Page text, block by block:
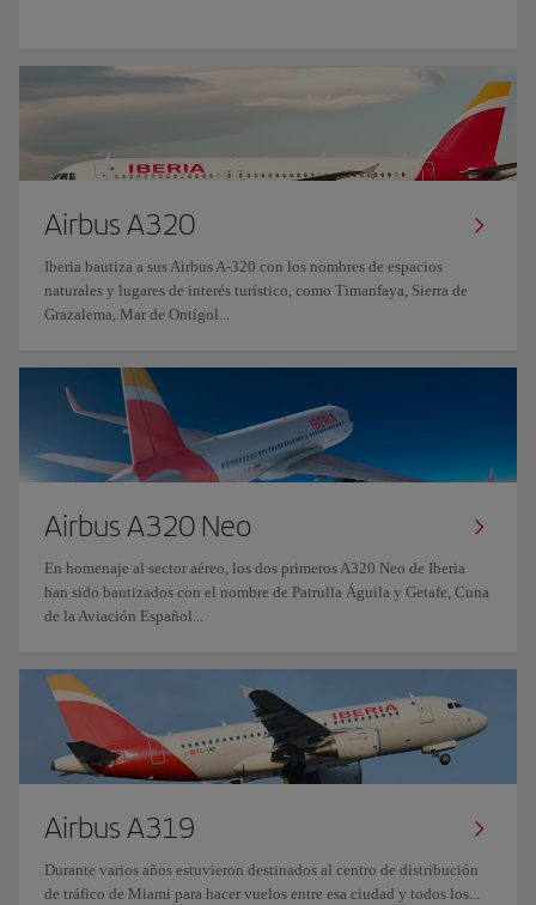
Airbus A320
Iberia bautiza a sus Airbus A-320 con los nombres de espacios
naturales y lugares de interés turístico, como Timanfaya, Sierra de
Grazalema, Mar de Ontígol...
Airbus A320 Neo
En homenaje al sector aéreo, los dos primeros A320 Neo de Iberia
han sido bautizados con el nombre de Patrulla Águila y Getafe, Cuna
de la Aviación Español...
Airbus A319
Durante varios años estuvieron destinados al centro de distribución
de tráfico de Miami para hacer vuelos entre esa ciudad y todos los...